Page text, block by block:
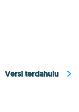
Versi terdahulu